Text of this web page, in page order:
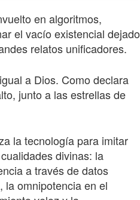
en algoritmos,
el vacío existencial dejado
relatos unificadores.
a Dios. Como declara
junto a las estrellas de
la tecnología para imitar
divinas: la
a través de datos
la omnipotencia en el